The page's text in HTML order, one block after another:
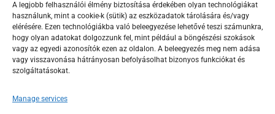
A legjobb felhasználói élmény biztosítása érdekében olyan technológiákat
használunk, mint a cookie-k (sütik) az eszközadatok tárolására és/vagy
elérésére. Ezen technológiákba való beleegyezése lehetővé teszi számunkra,
hogy olyan adatokat dolgozzunk fel, mint például a böngészési szokások
vagy az egyedi azonosítók ezen az oldalon. A beleegyezés meg nem adása
vagy visszavonása hátrányosan befolyásolhat bizonyos funkciókat és
szolgáltatásokat.
Manage services
F
a
c
e
o
Y
o
u
t
b
T
i
k